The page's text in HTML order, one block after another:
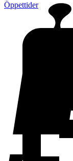
Öppettider